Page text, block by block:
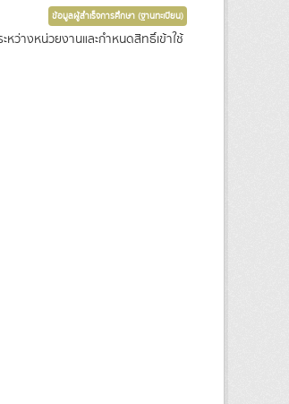
ข้อมูลผู้สำเร็จการศึกษา (ฐานทะเบียน)
ว่างหน่วยงานและกำหนดสิทธิ์เข้าใช้